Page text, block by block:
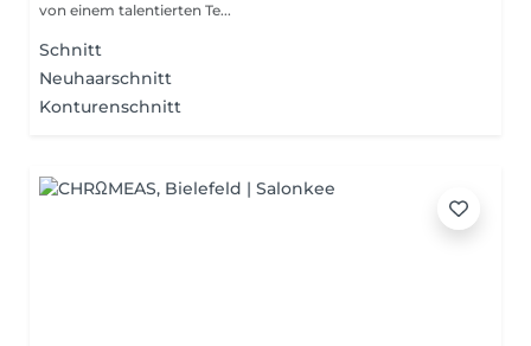
von einem talentierten Te...
Schnitt
Neuhaarschnitt
Konturenschnitt